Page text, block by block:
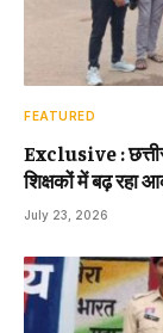
FEATURED
Exclusive :
शिक्षकों में बढ़ रहा
July 23, 2026